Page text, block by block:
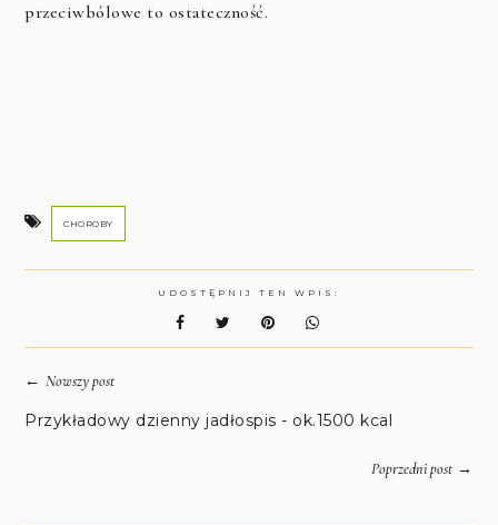
przeciwbólowe to ostateczność.
CHOROBY
UDOSTĘPNIJ TEN WPIS:
←Nowszy post
Przykładowy dzienny jadłospis - ok.1500 kcal
Poprzedni post→